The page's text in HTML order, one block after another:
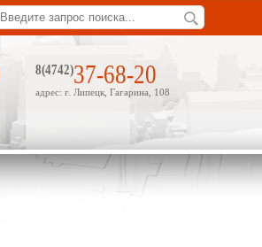
8(4742)37-68-20
адрес: г. Липецк, Гагарина, 108